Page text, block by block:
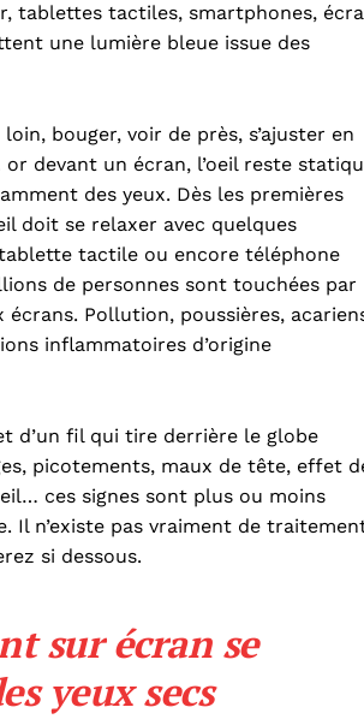
tablettes tactiles, smartphones,
une lumière bleue issue des
bouger, voir de près, s’ajuster en
devant un écran, l’oeil reste
des yeux. Dès les premières
doit se relaxer avec quelques
tactile ou encore téléphone
de personnes sont touchées par
écrans. Pollution, poussières,
inflammatoires d’origine
d’un fil qui tire derrière le globe
picotements, maux de tête, effet
ces signes sont plus ou moins
Il n’existe pas vraiment de
si dessous.
sur écran se
yeux secs